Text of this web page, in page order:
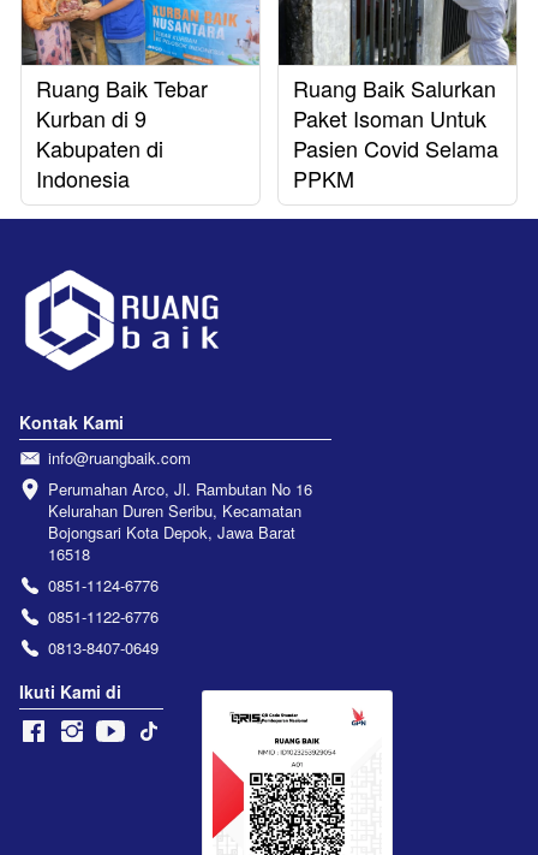
Ruang Baik Tebar
Kurban di 9
Kabupaten di
Indonesia
Ruang Baik Salurkan
Paket Isoman Untuk
Pasien Covid Selama
PPKM
Kontak Kami
info@ruangbaik.com
Perumahan Arco, Jl. Rambutan No 16
Kelurahan Duren Seribu, Kecamatan
Bojongsari Kota Depok, Jawa Barat
16518
0851-1124-6776
0851-1122-6776
0813-8407-0649
Ikuti Kami di